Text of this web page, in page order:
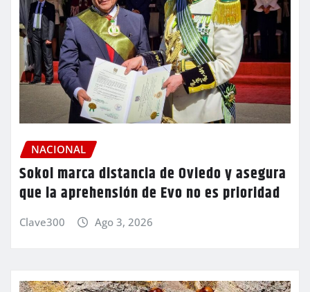
NACIONAL
Sokol marca distancia de Oviedo y asegura
que la aprehensión de Evo no es prioridad
Clave300 Ago 3, 2026